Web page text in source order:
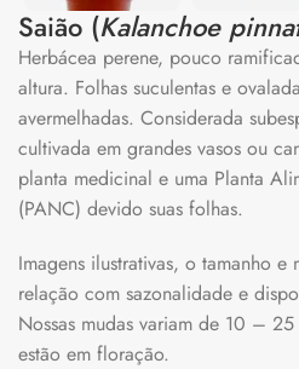
Saião (Kalanchoe
Herbácea perene, pouco
altura. Folhas suculentas e
avermelhadas. Considerada
cultivada em grandes vasos ou
planta medicinal e uma Planta
(PANC) devido suas folhas.
Imagens ilustrativas, o tamanho e
relação com sazonalidade e
Nossas mudas variam de 10 –
estão em floração.